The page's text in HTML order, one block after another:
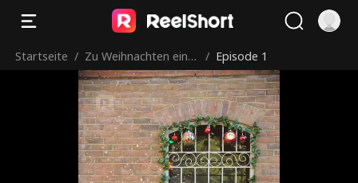
Startseite / Zu Weihnachten eine
n obdachlosen Milliar
därs-Ehemann finden
/ Episode 1